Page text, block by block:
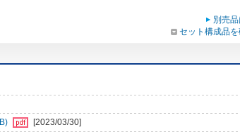
別売
セット構成品
[2023/03/30]